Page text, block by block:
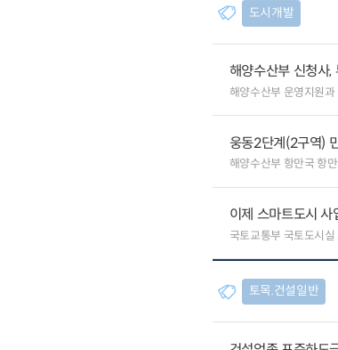
도시개발
해양수산부 신청사
해양수산부 운영지원과
웅동2단계(2구역)
해양수산부 항만국 항
이제 스마트도시
국토교통부 국토도시
토목.건설일반